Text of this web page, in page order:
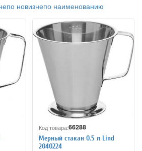
по новизнепо наименованию
Код товара:66288
Мерный стакан 0.5 л Lind
2040224